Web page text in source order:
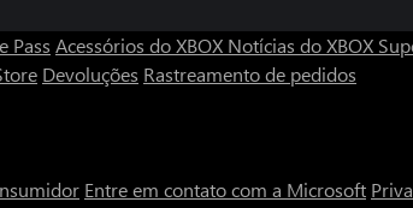
esquecer a chateação com "mouses virtuais"*
Alemão (no German Computer Games Awards
Pass Acessórios do XBOX Notícias do XBOX
Devoluções Rastreamento de pedidos
Entre em contato com a Microsoft